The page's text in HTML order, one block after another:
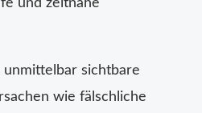
und zeitnahe
sichtbare
wie fälschliche